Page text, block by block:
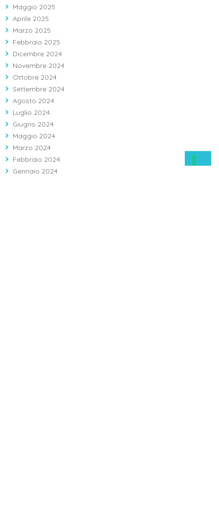
Maggio 2025
Aprile 2025
Marzo 2025
Febbraio 2025
Dicembre 2024
Novembre 2024
Ottobre 2024
Settembre 2024
Agosto 2024
Luglio 2024
Giugno 2024
Maggio 2024
Marzo 2024
Febbraio 2024
Gennaio 2024